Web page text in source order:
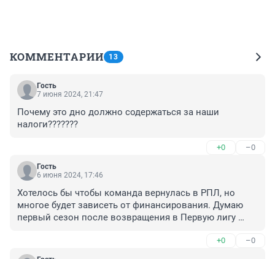
КОММЕНТАРИИ 13
Гость
7 июня 2024, 21:47
Почему это дно должно содержаться за наши
налоги???????
+0 –0
Гость
6 июня 2024, 17:46
Хотелось бы чтобы команда вернулась в РПЛ, но
многое будет зависеть от финансирования. Думаю
первый сезон после возвращения в Первую лигу
+0 –0